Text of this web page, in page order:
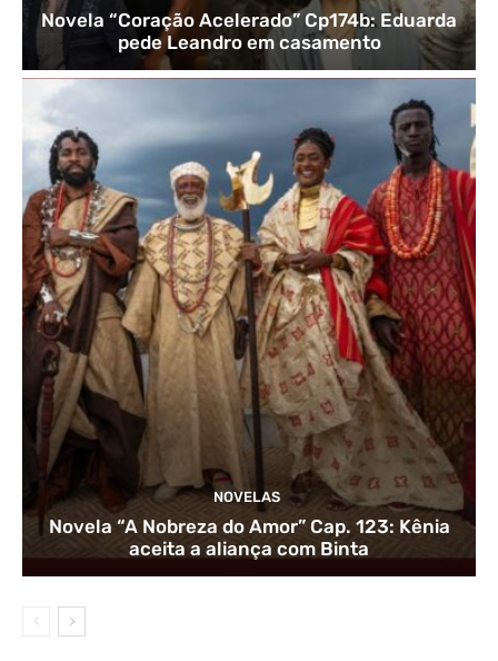
Novela “Coração Acelerado” Cp174b: Eduarda
pede Leandro em casamento
NOVELAS
Novela “A Nobreza do Amor” Cap. 123: Kênia
aceita a aliança com Binta